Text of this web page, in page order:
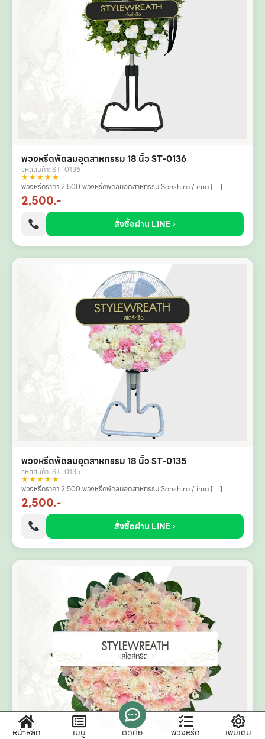
พวงหรีดพัดลมอุตสาหกรรม 18 นิ้ว ST-0136
รหัสสินค้า: ST-0136
★★★★★
พวงหรีดราคา 2,500 พวงหรีดพัดลมอุตสาหกรรม Sanshiro / ima […]
2,500.-
สั่งซื้อผ่าน LINE ›
พวงหรีดพัดลมอุตสาหกรรม 18 นิ้ว ST-0135
รหัสสินค้า: ST-0135
★★★★★
พวงหรีดราคา 2,500 พวงหรีดพัดลมอุตสาหกรรม Sanshiro / ima […]
2,500.-
สั่งซื้อผ่าน LINE ›
หน้าหลัก เมนู ติดต่อ พวงหรีด เพิ่มเติม